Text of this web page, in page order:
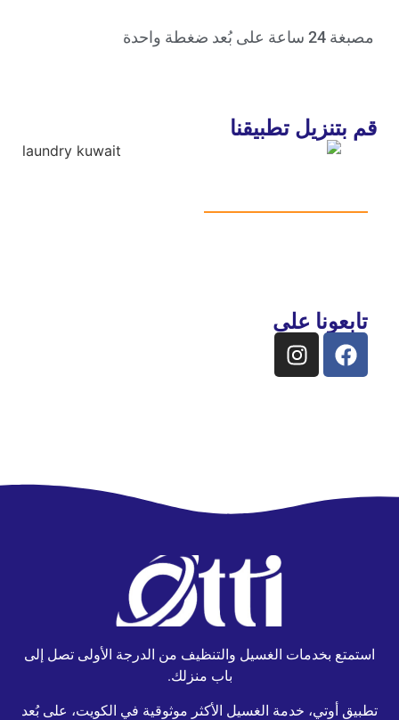
مصبغة 24 ساعة على بُعد ضغطة واحدة
قم بتنزيل تطبيقنا
تابعونا على
استمتع بخدمات الغسيل والتنظيف من الدرجة الأولى تصل إلى
باب منزلك.
تطبيق أوتي، خدمة الغسيل الأكثر موثوقية في الكويت، على بُعد